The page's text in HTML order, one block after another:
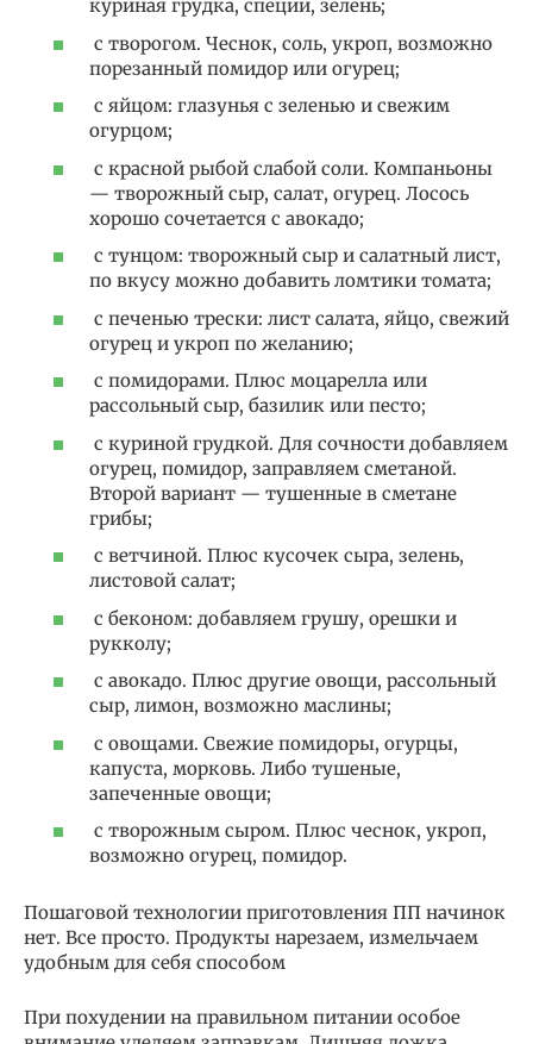
куриная грудка, специи, зелень;
с творогом. Чеснок, соль, укроп, возможно
порезанный помидор или огурец;
с яйцом: глазунья с зеленью и свежим
огурцом;
с красной рыбой слабой соли. Компаньоны
— творожный сыр, салат, огурец. Лосось
хорошо сочетается с авокадо;
с тунцом: творожный сыр и салатный лист,
по вкусу можно добавить ломтики томата;
с печенью трески: лист салата, яйцо, свежий
огурец и укроп по желанию;
с помидорами. Плюс моцарелла или
рассольный сыр, базилик или песто;
с куриной грудкой. Для сочности добавляем
огурец, помидор, заправляем сметаной.
Второй вариант — тушенные в сметане
грибы;
с ветчиной. Плюс кусочек сыра, зелень,
листовой салат;
с беконом: добавляем грушу, орешки и
рукколу;
с авокадо. Плюс другие овощи, рассольный
сыр, лимон, возможно маслины;
с овощами. Свежие помидоры, огурцы,
капуста, морковь. Либо тушеные,
запеченные овощи;
с творожным сыром. Плюс чеснок, укроп,
возможно огурец, помидор.
Пошаговой технологии приготовления ПП начинок
нет. Все просто. Продукты нарезаем, измельчаем
удобным для себя способом
При похудении на правильном питании особое